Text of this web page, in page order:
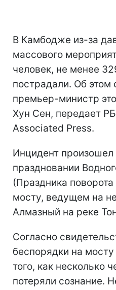
В Камбодже из-за
массового
человек, не менее
пострадали. Об этом
премьер-министр
Хун Сен, передает
Associated Press.
Инцидент произошел
праздновании
(Праздника
мосту, ведущем на
Алмазный на реке
Согласно
беспорядки на
того, как несколько
потеряли сознание.